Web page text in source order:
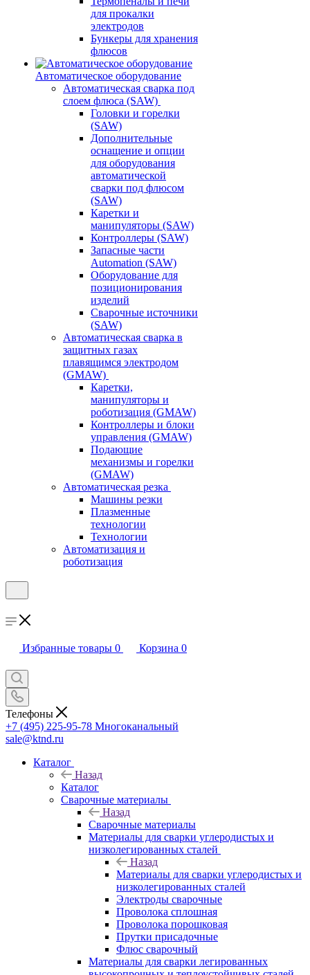
для прокалки
электродов
Бункеры для хранения
флюсов
Автоматическое оборудование
Автоматическая сварка под
слоем флюса (SAW)
Головки и горелки
(SAW)
Дополнительные
оснащение и опции
для оборудования
автоматической
сварки под флюсом
(SAW)
Каретки и
манипуляторы (SAW)
Контроллеры (SAW)
Запасные части
Automation (SAW)
Оборудование для
позиционирования
изделий
Сварочные источники
(SAW)
Автоматическая сварка в
защитных газах
плавящимся электродом
(GMAW)
Каретки,
манипуляторы и
роботизация (GMAW)
Контроллеры и блоки
управления (GMAW)
Подающие
механизмы и горелки
(GMAW)
Автоматическая резка
Машины резки
Плазменные
технологии
Технологии
Автоматизация и
роботизация
Избранные товары 0 Корзина 0
Телефоны
+7 (495) 225-95-78 Многоканальный
sale@ktnd.ru
Каталог
Назад
Каталог
Сварочные материалы
Назад
Сварочные материалы
Материалы для сварки углеродистых и
низколегированных сталей
Назад
Материалы для сварки углеродистых и
низколегированных сталей
Электроды сварочные
Проволока сплошная
Проволока порошковая
Прутки присадочные
Флюс сварочный
Материалы для сварки легированных